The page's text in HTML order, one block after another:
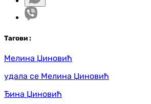
Тагови :
Мелина Џиновић
удала се Мелина Џиновић
Ђина Џиновић